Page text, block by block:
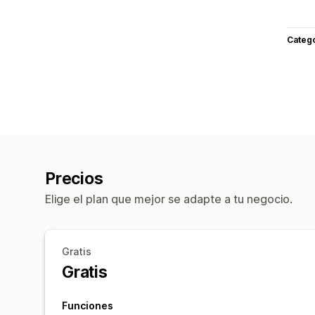
Precios
Elige el plan que mejor se adapte a tu negocio.
Gratis
Gratis
Funciones